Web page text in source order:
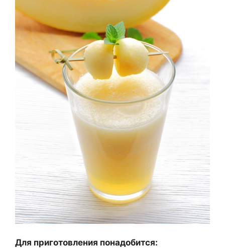
Для приготовления понадобится: